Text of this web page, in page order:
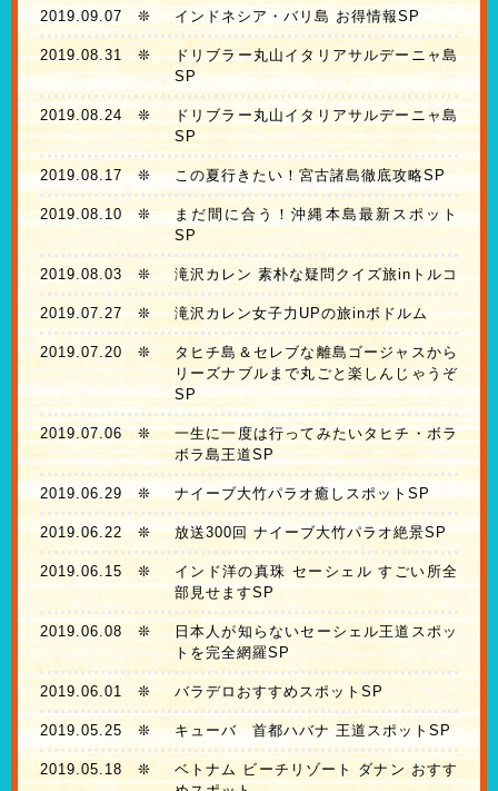
2019.09.07 ❊ インドネシア・バリ島 お得情報SP
2019.08.31 ❊
ドリブラー丸山イタリアサルデーニャ島
SP
2019.08.24 ❊
ドリブラー丸山イタリアサルデーニャ島
SP
2019.08.17❊ この夏行きたい！宮古諸島徹底攻略SP
2019.08.10 ❊
まだ間に合う！沖縄本島最新スポット
SP
2019.08.03 ❊ 滝沢カレン 素朴な疑問クイズ旅inトルコ
2019.07.27 ❊ 滝沢カレン女子力UPの旅inボドルム
2019.07.20 ❊
タヒチ島＆セレブな離島ゴージャスから
リーズナブルまで丸ごと楽しんじゃうぞ
SP
2019.07.06❊
一生に一度は行ってみたいタヒチ・ボラ
ボラ島王道SP
2019.06.29 ❊ ナイーブ大竹パラオ癒しスポットSP
2019.06.22 ❊ 放送300回 ナイーブ大竹パラオ絶景SP
2019.06.15 ❊
インド洋の真珠 セーシェル すごい所全
部見せますSP
2019.06.08 ❊
日本人が知らないセーシェル王道スポッ
トを完全網羅SP
2019.06.01 ❊ バラデロおすすめスポットSP
2019.05.25 ❊ キューバ 首都ハバナ 王道スポットSP
2019.05.18 ❊
ベトナム ビーチリゾート ダナン おすす